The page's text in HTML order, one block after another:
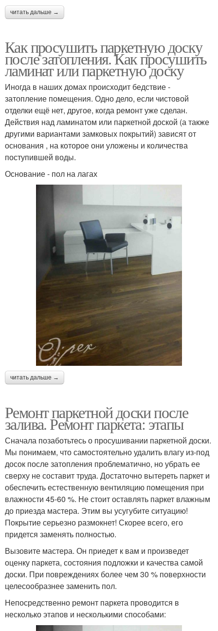
читать дальше →
Как просушить паркетную доску
после затопления. Как просушить
ламинат или паркетную доску
Иногда в наших домах происходит бедствие -
затопление помещения. Одно дело, если чистовой
отделки ещё нет, другое, когда ремонт уже сделан.
Действия над ламинатом или паркетной доской (а также
другими вариантами замковых покрытий) зависят от
основания , на которое они уложены и количества
поступившей воды.
Основание - пол на лагах
читать дальше →
Ремонт паркетной доски после
залива. Ремонт паркета: этапы
Сначала позаботьтесь о просушивании паркетной доски.
Мы понимаем, что самостоятельно удалить влагу из-под
досок после затопления проблематично, но убрать ее
сверху не составит труда. Достаточно вытереть паркет и
обеспечить естественную вентиляцию помещения при
влажности 45-60 %. Не стоит оставлять паркет влажным
до приезда мастера. Этим вы усугубите ситуацию!
Покрытие серьезно размокнет! Скорее всего, его
придется заменять полностью.
Вызовите мастера. Он приедет к вам и произведет
оценку паркета, состояния подложки и качества самой
доски. При повреждениях более чем 30 % поверхности
целесообразнее заменить пол.
Непосредственно ремонт паркета проводится в
несколько этапов и несколькими способами: